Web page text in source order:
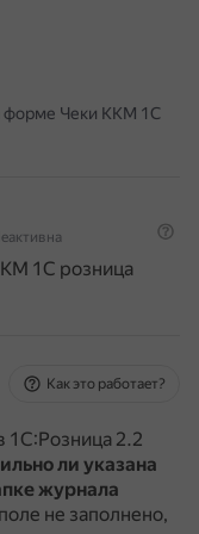
форме Чеки ККМ 1С
1С розница
Как это работает?
1С:Розница 2.2
ли указана
журнала
не заполнено,